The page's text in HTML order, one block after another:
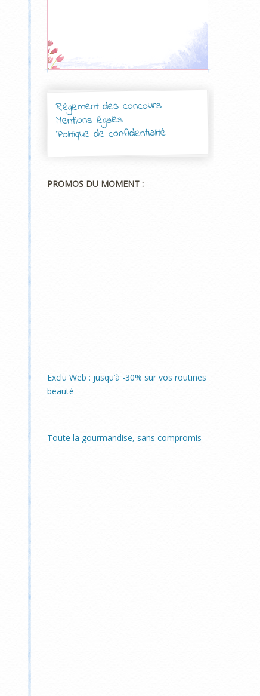
Règlement des concours
Mentions légales
Politique de confidentialité
PROMOS DU MOMENT :
Exclu Web : jusqu’à -30% sur vos routines
beauté
Toute la gourmandise, sans compromis